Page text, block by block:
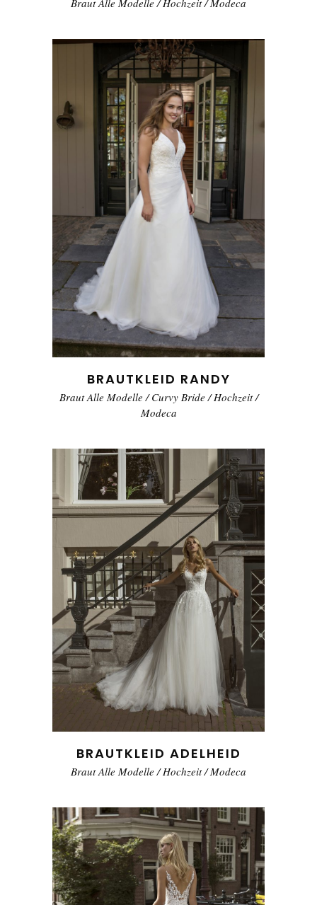
BRAUTKLEID RANDY
Braut Alle Modelle /Curvy Bride /Hochzeit/
Modeca
BRAUTKLEID ADELHEID
Braut Alle Modelle /Hochzeit/Modeca